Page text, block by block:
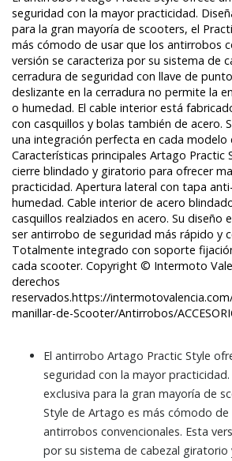
seguridad con la mayor practicidad.
para la gran mayoría de scooters, el
más cómodo de usar que los antirrobos
versión se caracteriza por su sistema de
cerradura de seguridad con llave de
deslizante en la cerradura no permite la
o humedad. El cable interior está
con casquillos y bolas también de acero.
una integración perfecta en cada modelo
Características principales Artago Practic
cierre blindado y giratorio para ofrecer
practicidad. Apertura lateral con tapa
humedad. Cable interior de acero
casquillos realziados en acero. Su diseño
ser antirrobo de seguridad más rápido y
Totalmente integrado con soporte
cada scooter. Copyright © Intermoto
derechos
reservados.https://
manillar-de-Scooter/Antirrobos/
El antirrobo Artago Practic Style
seguridad con la mayor
exclusiva para la gran mayoría de
Style de Artago es más cómodo de
antirrobos convencionales. Esta
por su sistema de cabezal giratorio